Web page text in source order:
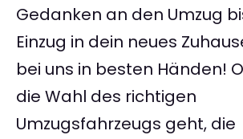
Gedanken an den Umzug
Einzug in dein neues
bei uns in besten Händen!
die Wahl des richtigen
Umzugsfahrzeugs geht, die